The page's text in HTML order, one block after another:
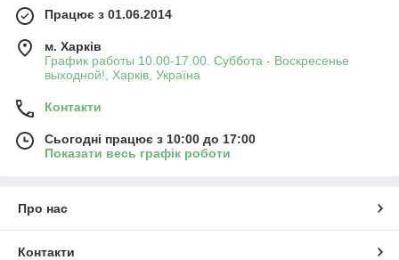
Працює з 01.06.2014
м. Харків
График работы 10.00-17.00. Суббота - Воскресенье
выходной!, Харків, Україна
Контакти
Сьогодні працює з 10:00 до 17:00
Показати весь графік роботи
Про нас
Контакти